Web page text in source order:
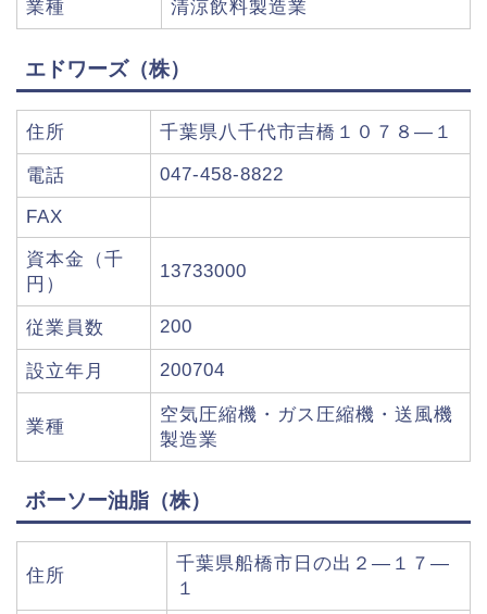
業種 清涼飲料製造業
エドワーズ（株）
住所 千葉県八千代市吉橋１０７８―１
電話 047-458-8822
FAX
資本金（千
円）
13733000
従業員数 200
設立年月 200704
業種
空気圧縮機・ガス圧縮機・送風機
製造業
ボーソー油脂（株）
住所
千葉県船橋市日の出２―１７―
１